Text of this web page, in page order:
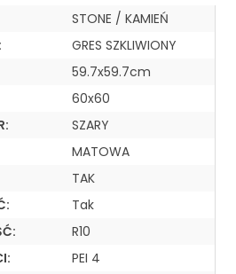
STONE / KAMIEŃ
GRES SZKLIWIONY
59.7x59.7cm
60x60
SZARY
MATOWA
TAK
Tak
R10
PEI 4